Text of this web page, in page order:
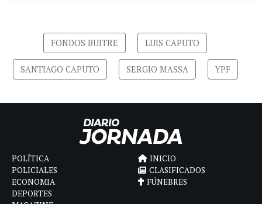
FONDOS BUITRE LUIS CAPUTO
SANTIAGO CAPUTO SERGIO MASSA YPF
POLÍTICA
POLICIALES
ECONOMIA
DEPORTES
INICIO
CLASIFICADOS
FÚNEBRES